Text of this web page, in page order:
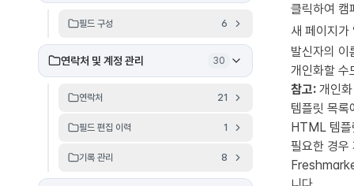
필드 구성 6
연락처 및 계정 관리 30
연락처 21
필드 편집 이력 1
기록 관리 8
클릭하여 캠
새 페이지가
발신자의 이
개인화할 수
참고: 개인
템플릿 목
HTML 템플
필요한 경우